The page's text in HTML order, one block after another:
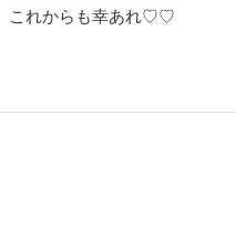
これからも幸あれ♡♡